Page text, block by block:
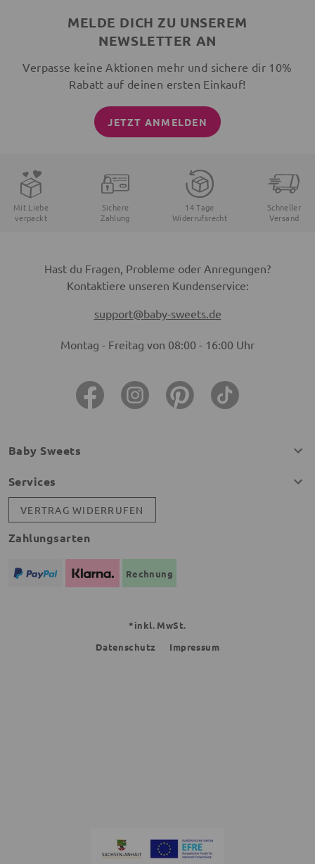
MELDE DICH ZU UNSEREM
NEWSLETTER AN
Verpasse keine Aktionen mehr und sichere dir 10%
Rabatt auf deinen ersten Einkauf!
JETZT ANMELDEN
Mit Liebe
verpackt
Sichere
Zahlung
14 Tage
Widerrufsrecht
Schneller
Versand
Hast du Fragen, Probleme oder Anregungen?
Kontaktiere unseren Kundenservice:
support@baby-sweets.de
Montag - Freitag von 08:00 - 16:00 Uhr
Baby Sweets
Services
VERTRAG WIDERRUFEN
Zahlungsarten
Rechnung
*inkl. MwSt.
Datenschutz
Impressum